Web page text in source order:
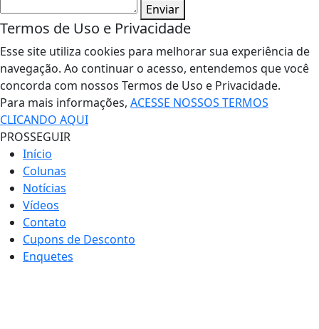
Enviar
Termos de Uso e Privacidade
Esse site utiliza cookies para melhorar sua experiência de
navegação. Ao continuar o acesso, entendemos que você
concorda com nossos Termos de Uso e Privacidade.
Para mais informações, ACESSE NOSSOS TERMOS
CLICANDO AQUI
PROSSEGUIR
Início
Colunas
Notícias
Vídeos
Contato
Cupons de Desconto
Enquetes